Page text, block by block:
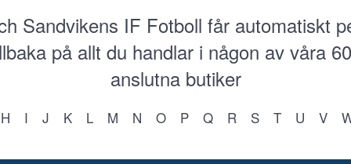
Sandvikens IF Fotboll får automatiskt
på allt du handlar i någon av våra
anslutna butiker
H I J K L M N O P Q R S T U V